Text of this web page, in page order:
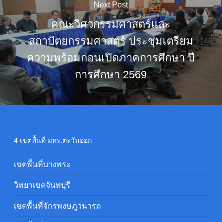
Next Post
คณะวิศวกรรมศาสตร์และ
สถาปัตยกรรมศาสตร์ ประชุมเตรียม
ความพร้อมก่อนเปิดภาคการศึกษา ปี
การศึกษา 2569
4 เขตพื้นที่ มทร.ตะวันออก
เขตพื้นที่บางพระ
วิทยาเขตจันทบุรี
เขตพื้นที่จักรพงษภูวนารถ